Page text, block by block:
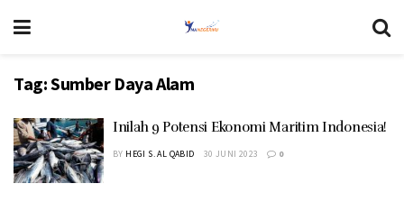
Tag:Sumber Daya Alam
Inilah 9 Potensi Ekonomi Maritim Indonesia!
BY HEGI S. AL QABID 30 JUNI 2023 0